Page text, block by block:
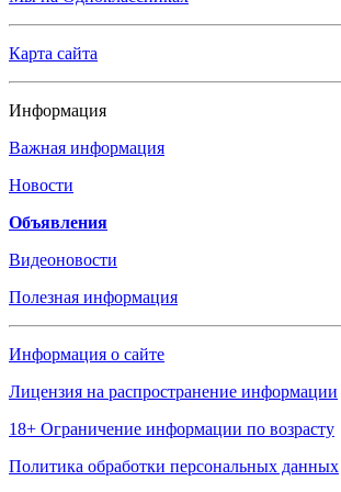
Карта сайта
Информация
Важная информация
Новости
Объявления
Видеоновости
Полезная информация
Информация о сайте
Лицензия на распространение информации
18+ Ограничение информации по возрасту
Политика обработки персональных данных